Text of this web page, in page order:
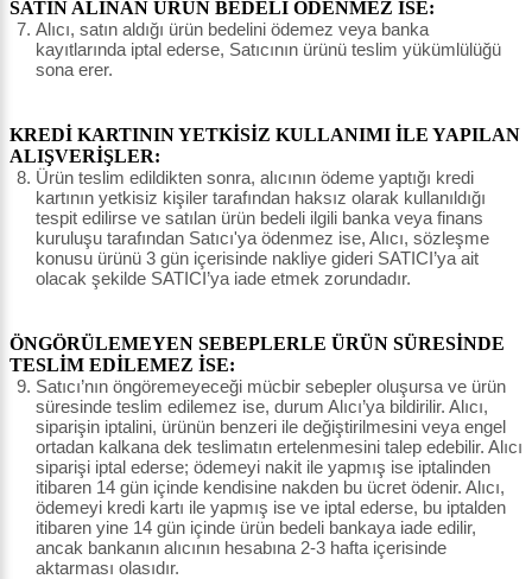
SATIN ALINAN ÜRÜN BEDELİ ÖDENMEZ İSE:
Alıcı, satın aldığı ürün bedelini ödemez veya banka
kayıtlarında iptal ederse, Satıcının ürünü teslim yükümlülüğü
sona erer.
KREDİ KARTININ YETKİSİZ KULLANIMI İLE YAPILAN
ALIŞVERİŞLER:
Ürün teslim edildikten sonra, alıcının ödeme yaptığı kredi
kartının yetkisiz kişiler tarafından haksız olarak kullanıldığı
tespit edilirse ve satılan ürün bedeli ilgili banka veya finans
kuruluşu tarafından Satıcı'ya ödenmez ise, Alıcı, sözleşme
konusu ürünü 3 gün içerisinde nakliye gideri SATICI’ya ait
olacak şekilde SATICI’ya iade etmek zorundadır.
ÖNGÖRÜLEMEYEN SEBEPLERLE ÜRÜN SÜRESİNDE
TESLİM EDİLEMEZ İSE:
Satıcı’nın öngöremeyeceği mücbir sebepler oluşursa ve ürün
süresinde teslim edilemez ise, durum Alıcı’ya bildirilir. Alıcı,
siparişin iptalini, ürünün benzeri ile değiştirilmesini veya engel
ortadan kalkana dek teslimatın ertelenmesini talep edebilir. Alıcı
siparişi iptal ederse; ödemeyi nakit ile yapmış ise iptalinden
itibaren 14 gün içinde kendisine nakden bu ücret ödenir. Alıcı,
ödemeyi kredi kartı ile yapmış ise ve iptal ederse, bu iptalden
itibaren yine 14 gün içinde ürün bedeli bankaya iade edilir,
ancak bankanın alıcının hesabına 2-3 hafta içerisinde
aktarması olasıdır.